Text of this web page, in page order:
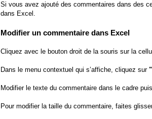
Si vous avez ajouté des commentaires dans des
dans Excel.
Modifier un commentaire dans Excel
Cliquez avec le bouton droit de la souris sur la
Dans le menu contextuel qui s’affiche, cliquez sur
Modifier le texte du commentaire dans le cadre
Pour modifier la taille du commentaire, faites